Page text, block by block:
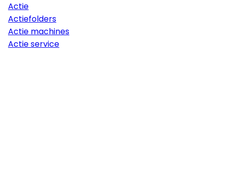
Actie
Actiefolders
Actie machines
Actie service